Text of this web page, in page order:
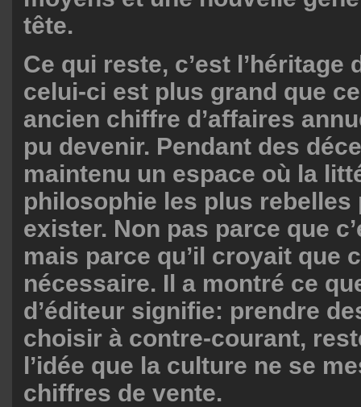
tête.
Ce qui reste, c’est l’héritage
celui-ci est plus grand que
ancien chiffre d’affaires
pu devenir. Pendant des
maintenu un espace où la
philosophie les plus rebelles
exister. Non pas parce que
mais parce qu’il croyait que
nécessaire. Il a montré ce
d’éditeur signifie: prendre
choisir à contre-courant,
l’idée que la culture ne se
chiffres de vente.